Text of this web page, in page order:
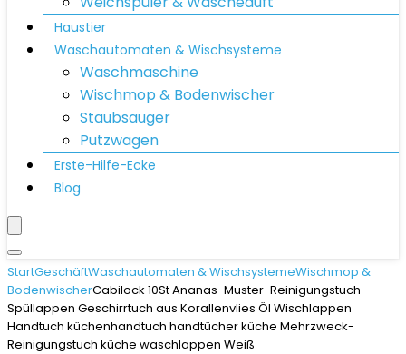
Haustier
Waschautomaten & Wischsysteme
Waschmaschine
Wischmop & Bodenwischer
Staubsauger
Putzwagen
Erste-Hilfe-Ecke
Blog
StartGeschäftWaschautomaten & WischsystemeWischmop &
BodenwischerCabilock 10St Ananas-Muster-Reinigungstuch
Spüllappen Geschirrtuch aus Korallenvlies Öl Wischlappen
Handtuch küchenhandtuch handtücher küche Mehrzweck-
Reinigungstuch küche waschlappen Weiß